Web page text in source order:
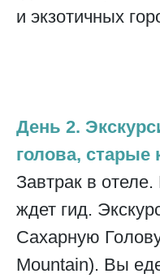
и экзотичных
День 2.
голова,
Завтрак в
ждет гид.
Сахарную
Mountain). Вы